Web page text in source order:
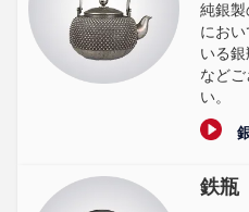
純銀
にお
いる
など
い。
鉄瓶